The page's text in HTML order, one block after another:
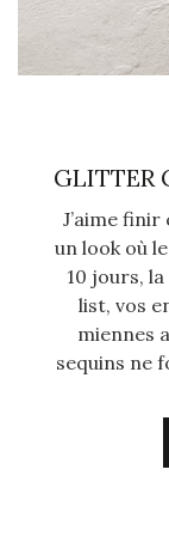
GLITTER
J’aime
un look où
10 jours,
list, vos
miennes
sequins ne